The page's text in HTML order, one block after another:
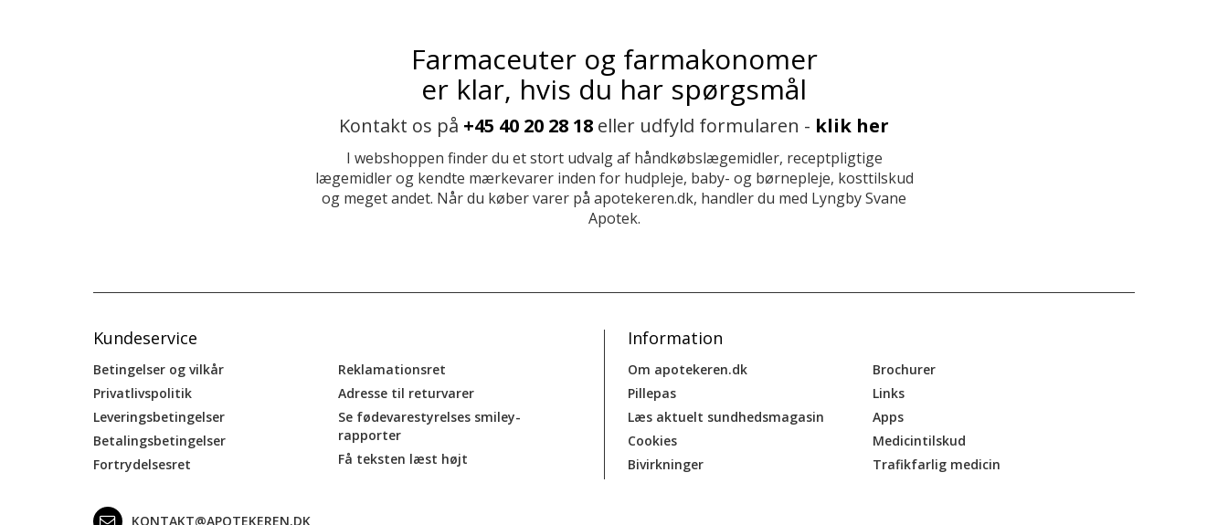
Farmaceuter og farmakonomer
er klar, hvis du har spørgsmål
Kontakt os på +45 40 20 28 18 eller udfyld formularen - klik her
I webshoppen finder du et stort udvalg af håndkøbslægemidler, receptpligtige
lægemidler og kendte mærkevarer inden for hudpleje, baby- og børnepleje, kosttilskud
og meget andet. Når du køber varer på apotekeren.dk, handler du med Lyngby Svane
Apotek.
Kundeservice
Betingelser og vilkår
Privatlivspolitik
Leveringsbetingelser
Betalingsbetingelser
Fortrydelsesret
Reklamationsret
Adresse til returvarer
Se fødevarestyrelses smiley-
rapporter
Få teksten læst højt
Information
Om apotekeren.dk
Pillepas
Læs aktuelt sundhedsmagasin
Cookies
Bivirkninger
Brochurer
Links
Apps
Medicintilskud
Trafikfarlig medicin
KONTAKT@APOTEKEREN.DK